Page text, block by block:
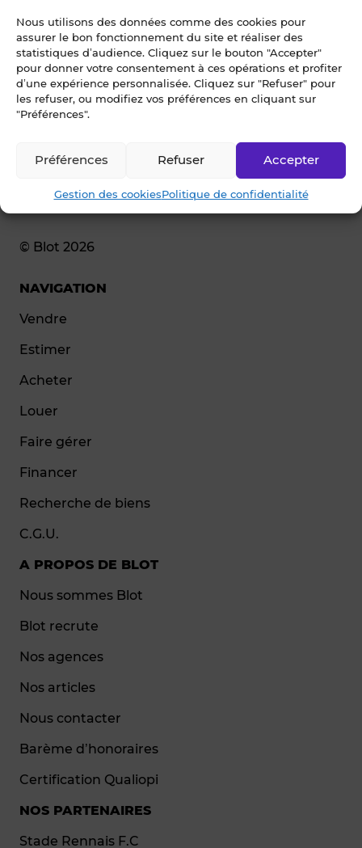
Nous utilisons des données comme des cookies pour
assurer le bon fonctionnement du site et réaliser des
statistiques d’audience. Cliquez sur le bouton "Accepter"
pour donner votre consentement à ces opérations et profiter
d’une expérience personnalisée. Cliquez sur "Refuser" pour
les refuser, ou modifiez vos préférences en cliquant sur
"Préférences".
Accepter
Refuser
Préférences
Gestion des cookiesPolitique de confidentialité
02 99 79 33 34
© Blot 2026
NAVIGATION
Vendre
Estimer
Acheter
Louer
Faire gérer
Financer
Recherche de biens
C.G.U.
A PROPOS DE BLOT
Nous sommes Blot
Blot recrute
Nos agences
Nos articles
Nous contacter
Barème d’honoraires
Certification Qualiopi
NOS PARTENAIRES
Stade Rennais F.C